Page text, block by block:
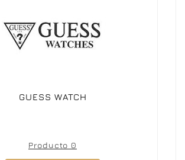
GUESS WATCH
Producto 0